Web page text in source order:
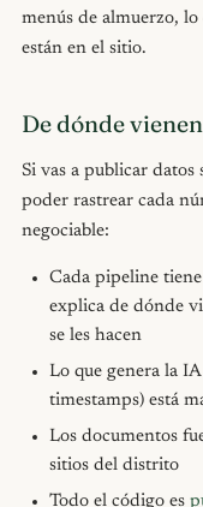
menús de almuerzo, lo
están en el sitio.
De dónde
Si vas a publicar datos
poder rastrear cada
negociable:
Cada pipeline
explica de dónde
se les hacen
Lo que genera la
timestamps) está
Los documentos
sitios del distrito
Todo el código es